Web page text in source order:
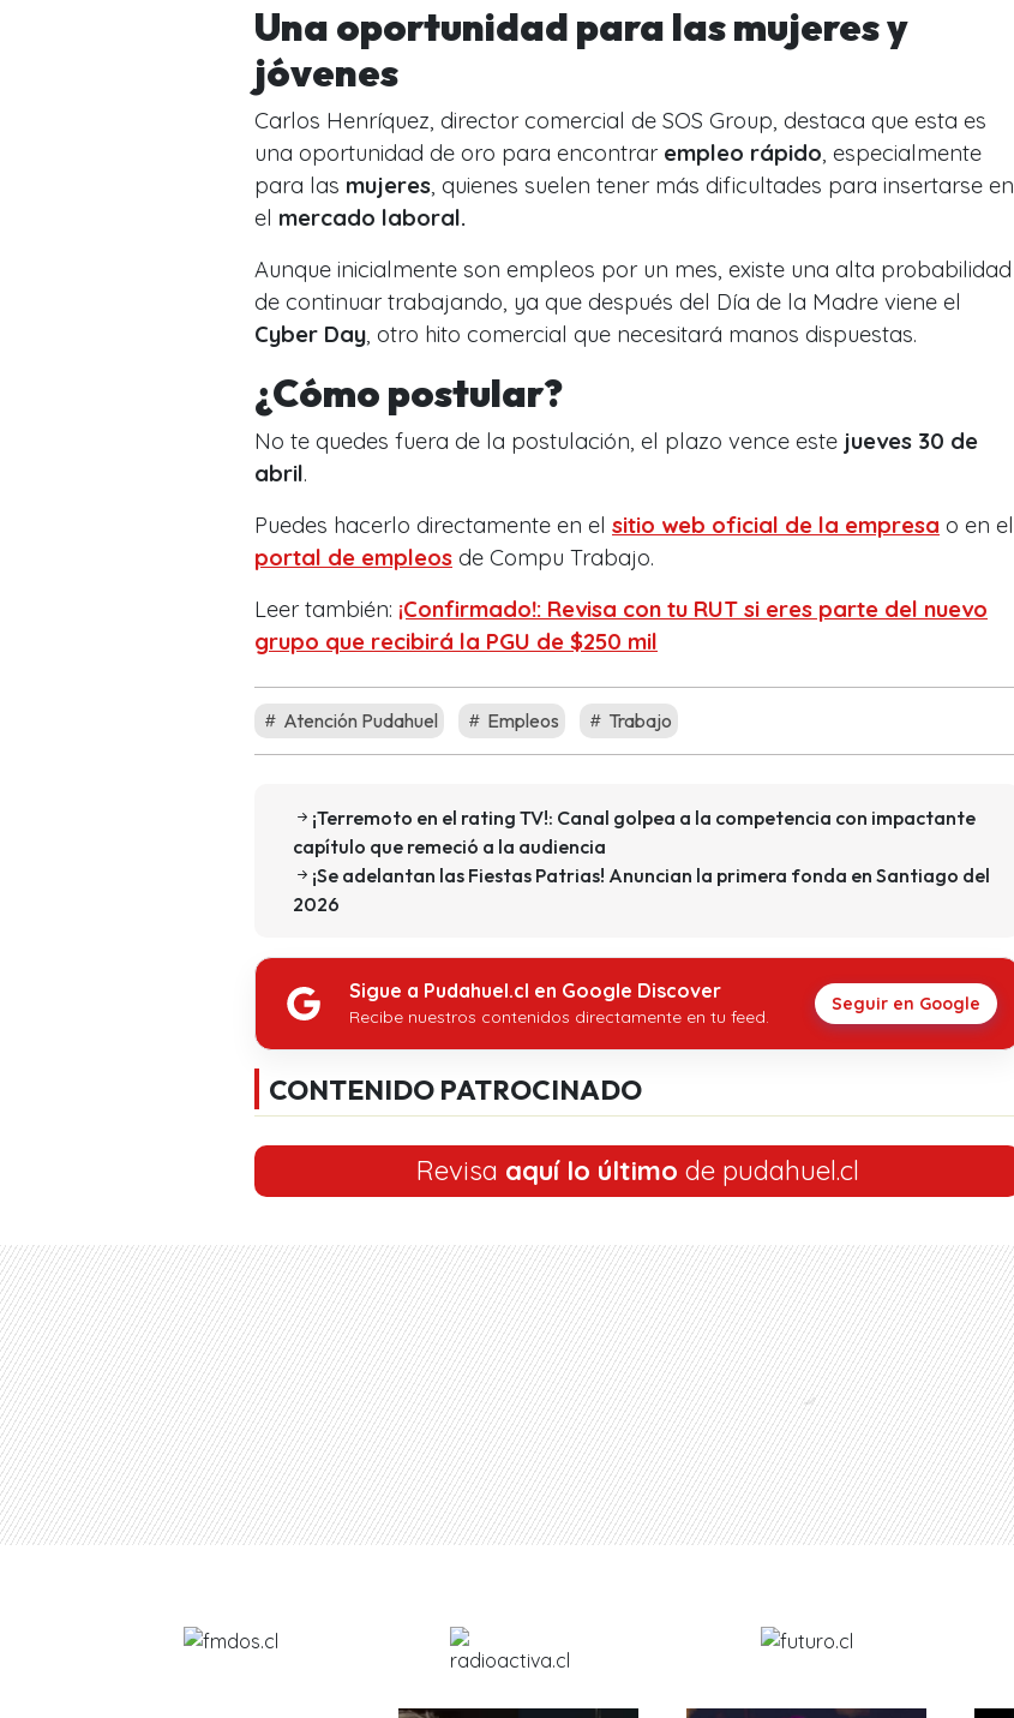
Una oportunidad para las mujeres y
jóvenes
Carlos Henríquez, director comercial de SOS Group, destaca que esta es
una oportunidad de oro para encontrar empleo rápido , especialmente
para las mujeres , quienes suelen tener más dificultades para insertarse en
el mercado laboral.
Aunque inicialmente son empleos por un mes, existe una alta probabilidad
de continuar trabajando, ya que después del Día de la Madre viene el
Cyber Day , otro hito comercial que necesitará manos dispuestas.
¿Cómo postular?
No te quedes fuera de la postulación, el plazo vence este jueves 30 de
abril.
Puedes hacerlo directamente en el sitio web oficial de la empresa o en el
portal de empleos de Compu Trabajo.
Leer también: ¡Confirmado!: Revisa con tu RUT si eres parte del nuevo
grupo que recibirá la PGU de $250 mil
Atención Pudahuel Empleos Trabajo
¡Terremoto en el rating TV!: Canal golpea a la competencia con impactante
capítulo que remeció a la audiencia
¡Se adelantan las Fiestas Patrias! Anuncian la primera fonda en Santiago del
2026
Sigue a Pudahuel.cl en Google Discover
Recibe nuestros contenidos directamente en tu feed.
Seguir en Google
CONTENIDO PATROCINADO
Revisa aquí lo último de pudahuel.cl